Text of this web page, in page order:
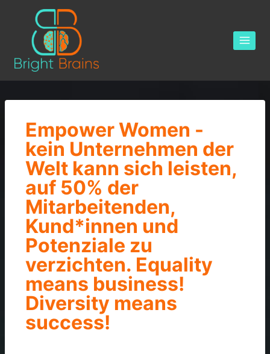
Empower Women -
kein Unternehmen der
Welt kann sich leisten,
auf 50% der
Mitarbeitenden,
Kund*innen und
Potenziale zu
verzichten. Equality
means business!
Diversity means
success!